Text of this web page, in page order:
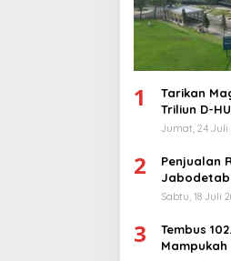
1
Tarikan
Triliun D-
City, Buka
Jumat, 24 Juli
2
Penjualan
94%!
Ekstra
Sabtu, 18 Juli
3
Tembus
Mampukah